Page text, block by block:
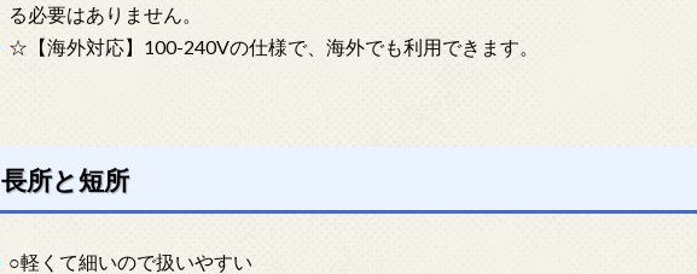
る必要はありません。
☆【海外対応】100-240Vの仕様で、海外でも利用できます。
長所と短所
○軽くて細いので扱いやすい